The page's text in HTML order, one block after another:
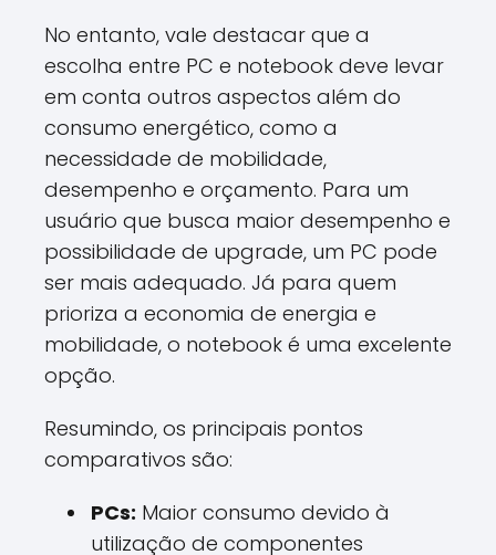
No entanto, vale destacar que a
escolha entre PC e notebook deve levar
em conta outros aspectos além do
consumo energético, como a
necessidade de mobilidade,
desempenho e orçamento. Para um
usuário que busca maior desempenho e
possibilidade de upgrade, um PC pode
ser mais adequado. Já para quem
prioriza a economia de energia e
mobilidade, o notebook é uma excelente
opção.
Resumindo, os principais pontos
comparativos são:
PCs: Maior consumo devido à
utilização de componentes